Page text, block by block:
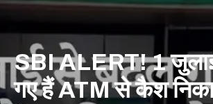
SBI ALERT! 1
गए हैं ATM से कैश